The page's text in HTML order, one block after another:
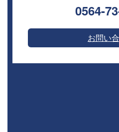
0564-
お問い